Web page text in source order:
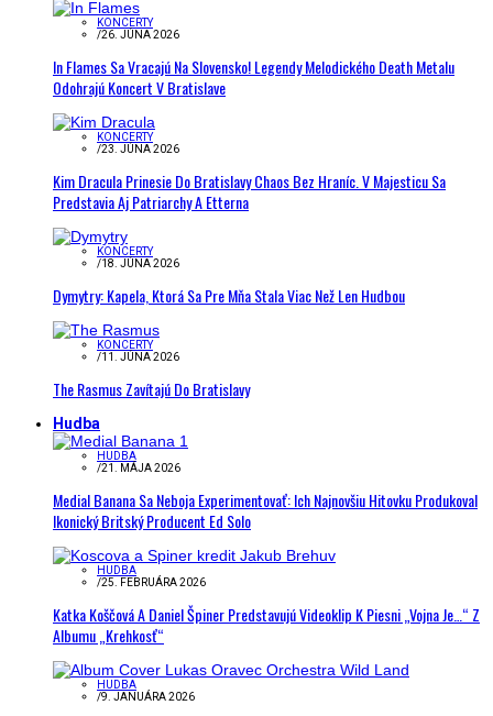
KONCERTY
/26. JÚNA 2026
In Flames Sa Vracajú Na Slovensko! Legendy Melodického Death Metalu
Odohrajú Koncert V Bratislave
KONCERTY
/23. JÚNA 2026
Kim Dracula Prinesie Do Bratislavy Chaos Bez Hraníc. V Majesticu Sa
Predstavia Aj Patriarchy A Etterna
KONCERTY
/18. JÚNA 2026
Dymytry: Kapela, Ktorá Sa Pre Mňa Stala Viac Než Len Hudbou
KONCERTY
/11. JÚNA 2026
The Rasmus Zavítajú Do Bratislavy
Hudba
HUDBA
/21. MÁJA 2026
Medial Banana Sa Neboja Experimentovať: Ich Najnovšiu Hitovku Produkoval
Ikonický Britský Producent Ed Solo
HUDBA
/25. FEBRUÁRA 2026
Katka Koščová A Daniel Špiner Predstavujú Videoklip K Piesni „Vojna Je…“ Z
Albumu „Krehkosť“
HUDBA
/9. JANUÁRA 2026